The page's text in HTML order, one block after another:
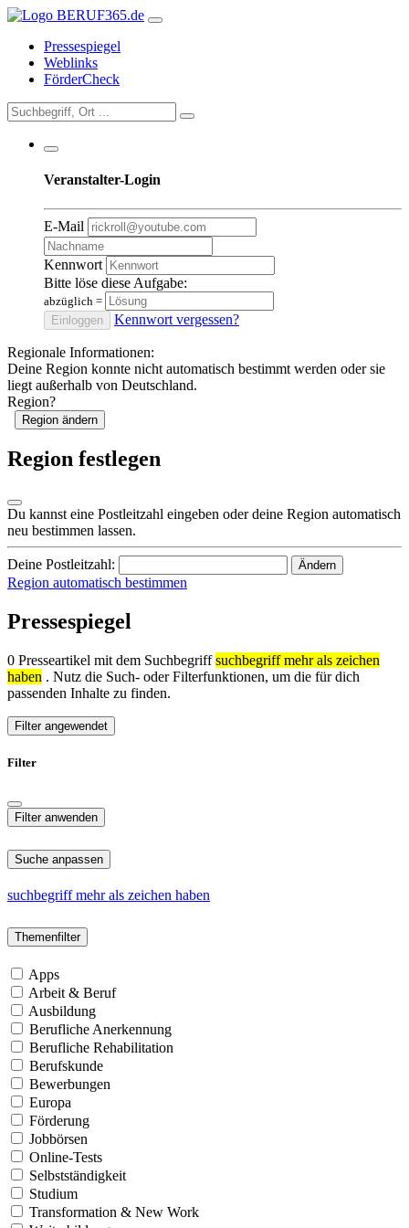
Pressespiegel
Weblinks
FörderCheck
Veranstalter-Login
E-Mail
Kennwort
Bitte löse diese Aufgabe:
abzüglich =
Einloggen
Kennwort vergessen?
Regionale Informationen:
Deine Region konnte nicht automatisch bestimmt werden oder sie
liegt außerhalb von Deutschland.
Region?
Region ändern
Region festlegen
Du kannst eine Postleitzahl eingeben oder deine Region automatisch
neu bestimmen lassen.
Deine Postleitzahl: Ändern
Region automatisch bestimmen
Pressespiegel
0 Presseartikel mit dem Suchbegriffsuchbegriff mehr als zeichen
haben . Nutz die Such- oder Filterfunktionen, um die für dich
passenden Inhalte zu finden.
Filter angewendet
Filter
Suche anpassen
suchbegriffmehrals zeichen haben
Themenfilter
Apps
Arbeit & Beruf
Ausbildung
Berufliche Anerkennung
Berufliche Rehabilitation
Berufskunde
Bewerbungen
Europa
Förderung
Jobbörsen
Online-Tests
Selbstständigkeit
Studium
Transformation & New Work